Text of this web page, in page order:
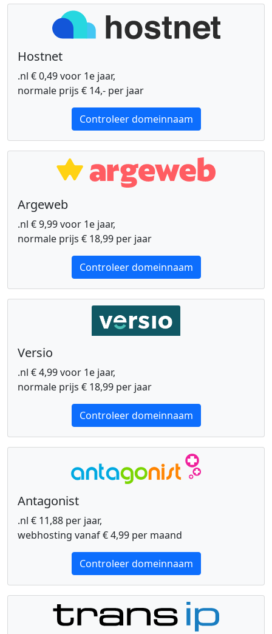
Hostnet
.nl € 0,49 voor 1e jaar,
normale prijs € 14,- per jaar
Controleer domeinnaam
Argeweb
.nl € 9,99 voor 1e jaar,
normale prijs € 18,99 per jaar
Controleer domeinnaam
Versio
.nl € 4,99 voor 1e jaar,
normale prijs € 18,99 per jaar
Controleer domeinnaam
Antagonist
.nl € 11,88 per jaar,
webhosting vanaf € 4,99 per maand
Controleer domeinnaam